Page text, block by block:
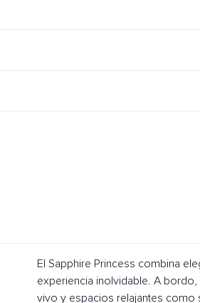
El Sapphire Princess combina
experiencia inolvidable. A
vivo y espacios relajantes como